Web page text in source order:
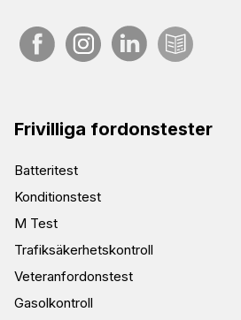
Frivilliga fordonstester
Batteritest
Konditionstest
M Test
Trafiksäkerhetskontroll
Veteranfordonstest
Gasolkontroll